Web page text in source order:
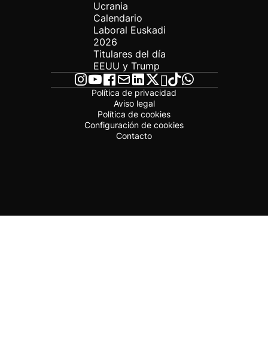
Ucrania
Calendario
Laboral Euskadi
2026
Titulares del día
EEUU y Trump
Política de privacidad
Aviso legal
Política de cookies
Configuración de cookies
Contacto